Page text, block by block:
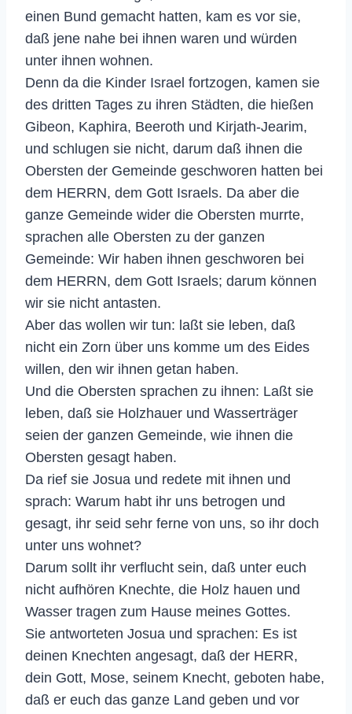
einen Bund gemacht hatten, kam es vor sie,
daß jene nahe bei ihnen waren und würden
unter ihnen wohnen.
Denn da die Kinder Israel fortzogen, kamen sie
des dritten Tages zu ihren Städten, die hießen
Gibeon, Kaphira, Beeroth und Kirjath-Jearim,
und schlugen sie nicht, darum daß ihnen die
Obersten der Gemeinde geschworen hatten bei
dem HERRN, dem Gott Israels. Da aber die
ganze Gemeinde wider die Obersten murrte,
sprachen alle Obersten zu der ganzen
Gemeinde: Wir haben ihnen geschworen bei
dem HERRN, dem Gott Israels; darum können
wir sie nicht antasten.
Aber das wollen wir tun: laßt sie leben, daß
nicht ein Zorn über uns komme um des Eides
willen, den wir ihnen getan haben.
Und die Obersten sprachen zu ihnen: Laßt sie
leben, daß sie Holzhauer und Wasserträger
seien der ganzen Gemeinde, wie ihnen die
Obersten gesagt haben.
Da rief sie Josua und redete mit ihnen und
sprach: Warum habt ihr uns betrogen und
gesagt, ihr seid sehr ferne von uns, so ihr doch
unter uns wohnet?
Darum sollt ihr verflucht sein, daß unter euch
nicht aufhören Knechte, die Holz hauen und
Wasser tragen zum Hause meines Gottes.
Sie antworteten Josua und sprachen: Es ist
deinen Knechten angesagt, daß der HERR,
dein Gott, Mose, seinem Knecht, geboten habe,
daß er euch das ganze Land geben und vor